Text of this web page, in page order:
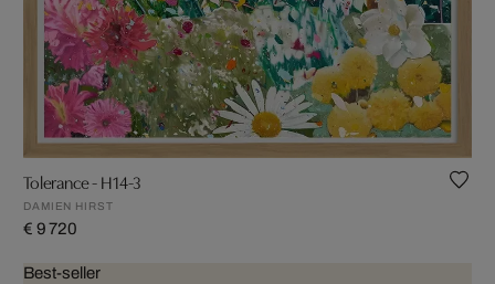
Tolerance - H14-3
DAMIEN HIRST
€ 9 720
Best-seller